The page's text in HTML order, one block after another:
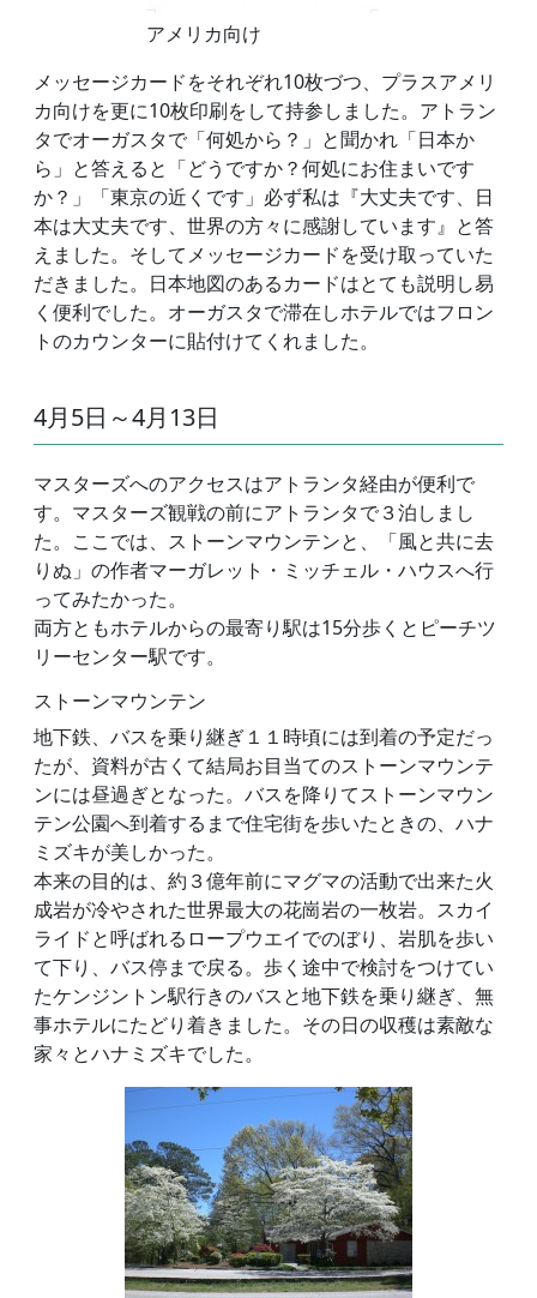
アメリカ向け
メッセージカードをそれぞれ10枚づつ、プラスアメリ
カ向けを更に10枚印刷をして持参しました。アトラン
タでオーガスタで「何処から？」と聞かれ「日本か
ら」と答えると「どうですか？何処にお住まいです
か？」「東京の近くです」必ず私は『大丈夫です、日
本は大丈夫です、世界の方々に感謝しています』と答
えました。そしてメッセージカードを受け取っていた
だきました。日本地図のあるカードはとても説明し易
く便利でした。オーガスタで滞在しホテルではフロン
トのカウンターに貼付けてくれました。
4月5日～4月13日
マスターズへのアクセスはアトランタ経由が便利で
す。マスターズ観戦の前にアトランタで３泊しまし
た。ここでは、ストーンマウンテンと、「風と共に去
りぬ」の作者マーガレット・ミッチェル・ハウスへ行
ってみたかった。
両方ともホテルからの最寄り駅は15分歩くとピーチツ
リーセンター駅です。
ストーンマウンテン
地下鉄、バスを乗り継ぎ１１時頃には到着の予定だっ
たが、資料が古くて結局お目当てのストーンマウンテ
ンには昼過ぎとなった。バスを降りてストーンマウン
テン公園へ到着するまで住宅街を歩いたときの、ハナ
ミズキが美しかった。
本来の目的は、約３億年前にマグマの活動で出来た火
成岩が冷やされた世界最大の花崗岩の一枚岩。スカイ
ライドと呼ばれるロープウエイでのぼり、岩肌を歩い
て下り、バス停まで戻る。歩く途中で検討をつけてい
たケンジントン駅行きのバスと地下鉄を乗り継ぎ、無
事ホテルにたどり着きました。その日の収穫は素敵な
家々とハナミズキでした。